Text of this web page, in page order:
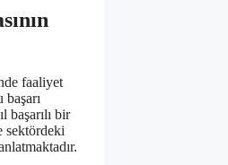
faaliyet
başarılı bir
sektördeki